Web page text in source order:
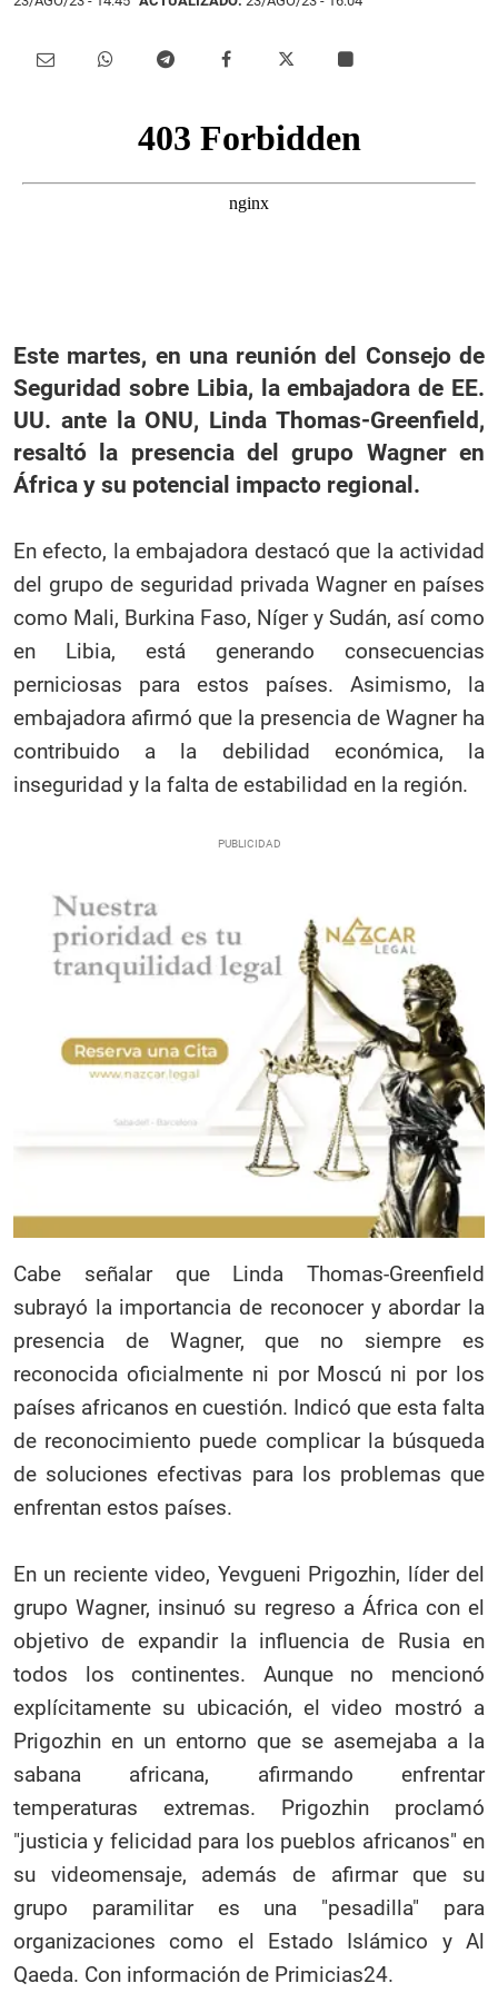
Este martes, en una reunión del Consejo de
Seguridad sobre Libia, la embajadora de EE.
UU. ante la ONU, Linda Thomas-Greenfield,
resaltó la presencia del grupo Wagner en
África y su potencial impacto regional.
En efecto, la embajadora destacó que la actividad
del grupo de seguridad privada Wagner en países
como Mali, Burkina Faso, Níger y Sudán, así como
en Libia, está generando consecuencias
perniciosas para estos países. Asimismo, la
embajadora afirmó que la presencia de Wagner ha
contribuido a la debilidad económica, la
inseguridad y la falta de estabilidad en la región.
Cabe señalar que Linda Thomas-Greenfield
subrayó la importancia de reconocer y abordar la
presencia de Wagner, que no siempre es
reconocida oficialmente ni por Moscú ni por los
países africanos en cuestión. Indicó que esta falta
de reconocimiento puede complicar la búsqueda
de soluciones efectivas para los problemas que
enfrentan estos países.
En un reciente video, Yevgueni Prigozhin, líder del
grupo Wagner, insinuó su regreso a África con el
objetivo de expandir la influencia de Rusia en
todos los continentes. Aunque no mencionó
explícitamente su ubicación, el video mostró a
Prigozhin en un entorno que se asemejaba a la
sabana africana, afirmando enfrentar
temperaturas extremas. Prigozhin proclamó
"justicia y felicidad para los pueblos africanos" en
su videomensaje, además de afirmar que su
grupo paramilitar es una "pesadilla" para
organizaciones como el Estado Islámico y Al
Qaeda. Con información de Primicias24.